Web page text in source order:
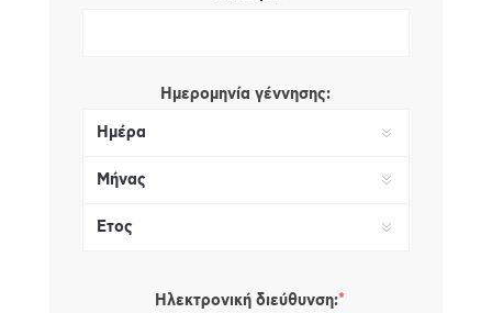
Ημερομηνία γέννησης:
Ηλεκτρονική διεύθυνση:*